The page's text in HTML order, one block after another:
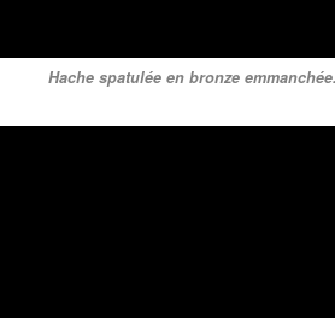
Hache spatulée en bronze